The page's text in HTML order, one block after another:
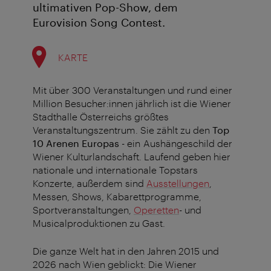
ultimativen Pop-Show, dem
Eurovision Song Contest.
KARTE
Mit über 300 Veranstaltungen und rund einer
Million Besucher:innen jährlich ist die Wiener
Stadthalle Österreichs größtes
Veranstaltungszentrum. Sie zählt zu den Top
10 Arenen Europas - ein Aushängeschild der
Wiener Kulturlandschaft. Laufend geben hier
nationale und internationale Topstars
Konzerte, außerdem sind Ausstellungen
Messen, Shows, Kabarettprogramme,
Sportveranstaltungen, Operetten- und
Musicalproduktionen zu Gast.
Die ganze Welt hat in den Jahren 2015 und
2026 nach Wien geblickt: Die Wiener